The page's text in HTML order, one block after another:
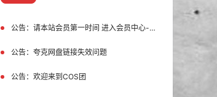
公告： 请本站会员第一时间 进入会员中心-我的设置中为您的账号绑定邮箱!
公告： 夸克网盘链接失效问题
公告： 欢迎来到COS团